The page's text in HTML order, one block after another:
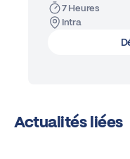
7 Heures
Intra
Actualités liées